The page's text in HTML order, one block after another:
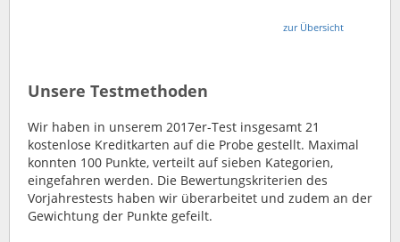
zur Übersicht
Unsere Testmethoden
Wir haben in unserem 2017er-Test insgesamt 21
kostenlose Kreditkarten auf die Probe gestellt. Maximal
konnten 100 Punkte, verteilt auf sieben Kategorien,
eingefahren werden. Die Bewertungskriterien des
Vorjahrestests haben wir überarbeitet und zudem an der
Gewichtung der Punkte gefeilt.